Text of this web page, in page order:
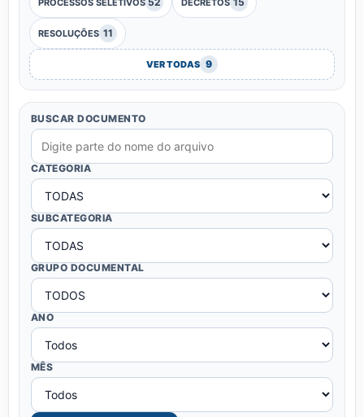
RESOLUÇÕES 11
VER TODAS 9
BUSCAR DOCUMENTO
CATEGORIA
SUBCATEGORIA
GRUPO DOCUMENTAL
ANO
MÊS